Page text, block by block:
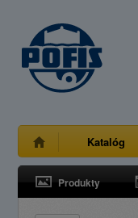
Katalóg
Produkty